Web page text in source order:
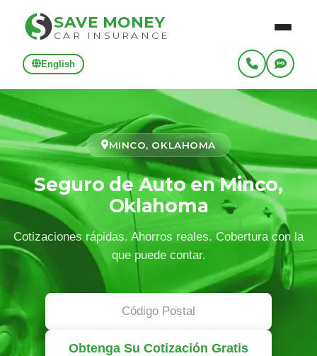
SAVE MONEY
CAR INSURANCE
English
MINCO, OKLAHOMA
Seguro de Auto en Minco,
Oklahoma
Cotizaciones rápidas. Ahorros reales. Cobertura con la
que puede contar.
Obtenga Su Cotización Gratis